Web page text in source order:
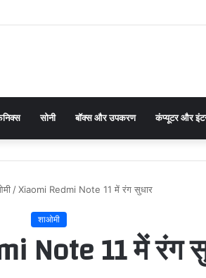
सोनी बॉक्स और उपकरण कंप्यूटर और
/ Xiaomi Redmi Note 11 में रंग सुधार
शाओमी
Note 11 में रंग